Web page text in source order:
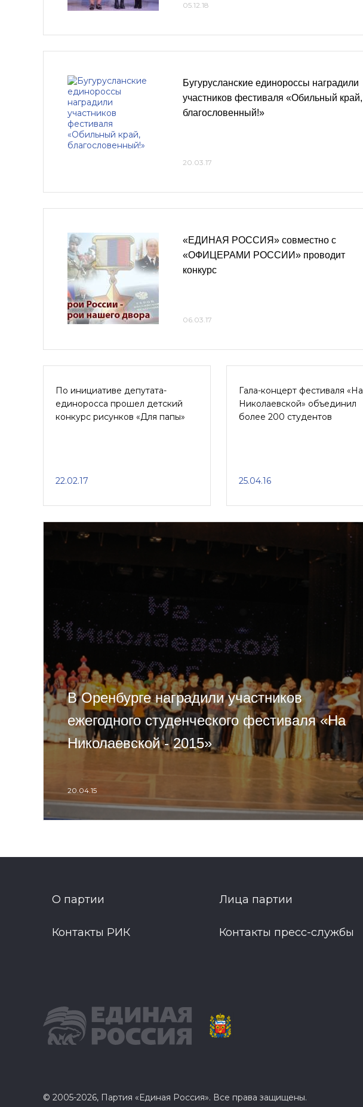
05.12.18
Бугурусланские единороссы наградили
участников фестиваля «Обильный край,
благословенный!»
20.03.17
«ЕДИНАЯ РОССИЯ» совместно с
«ОФИЦЕРАМИ РОССИИ» проводит
конкурс
06.03.17
По инициативе депутата-
единоросса прошел детский
конкурс рисунков «Для папы»
22.02.17
Гала-концерт фестиваля «На
Николаевской» объединил
более 200 студентов
25.04.16
В Оренбурге наградили участников
ежегодного студенческого фестиваля «На
Николаевской - 2015»
20.04.15
О партии Лица партии
Контакты РИК Контакты пресс-службы
© 2005-2026, Партия «Единая Россия». Все права защищены.